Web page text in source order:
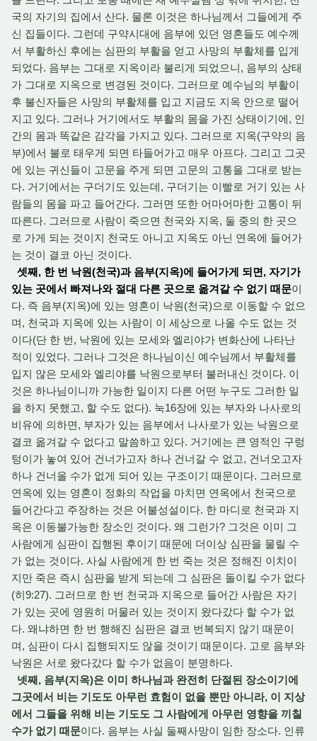
국의 자기의 집에서 산다. 물론 이것은 하나님께서 그들에게 주
신 집들이다. 그런데 구약시대에 음부에 있던 영혼들도 예수께
서 부활하신 후에는 심판의 부활을 얻고 사망의 부활체를 입게
되었다. 음부는 그대로 지옥이라 불리게 되었으니, 음부의 상태
가 그대로 지옥으로 변경된 것이다. 그러므로 예수님의 부활이
후 불신자들은 사망의 부활체를 입고 지금도 지옥 안으로 떨어
지고 있다. 그러나 거기에서도 부활의 몸을 가진 상태이기에, 인
간의 몸과 똑같은 감각을 가지고 있다. 그러므로 지옥(구약의 음
부)에서 불로 태우게 되면 타들어가고 매우 아프다. 그리고 그곳
에 있는 귀신들이 고문을 주게 되면 고문의 고통을 그대로 받는
다. 거기에서는 구더기도 있는데, 구더기는 이빨로 거기 있는 사
람들의 몸을 파고 들어간다. 그러면 또한 어마어마한 고통이 뒤
따른다. 그러므로 사람이 죽으면 천국와 지옥, 둘 중의 한 곳으
로 가게 되는 것이지 천국도 아니고 지옥도 아닌 연옥에 들어가
는 것이 결코 아닌 것이다.
셋째, 한 번 낙원(천국)과 음부(지옥)에 들어가게 되면, 자기가
있는 곳에서 빠져나와 절대 다른 곳으로 옮겨갈 수 없기 때문이
다. 즉 음부(지옥)에 있는 영혼이 낙원(천국)으로 이동할 수 없으
며, 천국과 지옥에 있는 사람이 이 세상으로 나올 수도 없는 것
이다(단 한 번, 낙원에 있는 모세와 엘리야가 변화산에 나타난
적이 있었다. 그러나 그것은 하나님이신 예수님께서 부활체를
입지 않은 모세와 엘리야를 낙원으로부터 불러내신 것이다. 이
것은 하나님이니까 가능한 일이지 다른 어떤 누구도 그러한 일
을 하지 못했고, 할 수도 없다). 눅16장에 있는 부자와 나사로의
비유에 의하면, 부자가 있는 음부에서 나사로가 있는 낙원으로
결코 옮겨갈 수 없다고 말씀하고 있다. 거기에는 큰 영적인 구렁
텅이가 놓여 있어 건너가고자 하나 건너갈 수 없고, 건너오고자
하나 건너올 수가 없게 되어 있는 구조이기 때문이다. 그러므로
연옥에 있는 영혼이 정화의 작업을 마치면 연옥에서 천국으로
들어간다고 주장하는 것은 어불성설이다. 한 마디로 천국과 지
옥은 이동불가능한 장소인 것이다. 왜 그런가? 그것은 이미 그
사람에게 심판이 집행된 후이기 때문에 더이상 심판을 물릴 수
가 없는 것이다. 사실 사람에게 한 번 죽는 것은 정해진 이치이
지만 죽은 즉시 심판을 받게 되는데 그 심판은 돌이킬 수가 없다
(히9:27). 그러므로 한 번 천국과 지옥으로 들어간 사람은 자기
가 있는 곳에 영원히 머물러 있는 것이지 왔다갔다 할 수가 없
다. 왜냐하면 한 번 행해진 심판은 결코 번복되지 않기 때문이
며, 심판이 다시 집행되지도 않을 것이기 때문이다. 고로 음부와
낙원은 서로 왔다갔다 할 수가 없음이 분명하다.
넷째, 음부(지옥)은 이미 하나님과 완전히 단절된 장소이기에
그곳에서 비는 기도도 아무런 효험이 없을 뿐만 아니라, 이 지상
에서 그들을 위해 비는 기도도 그 사람에게 아무런 영향을 끼칠
수가 없기 때문이다. 음부는 사실 둘째사망이 임한 장소다. 인류